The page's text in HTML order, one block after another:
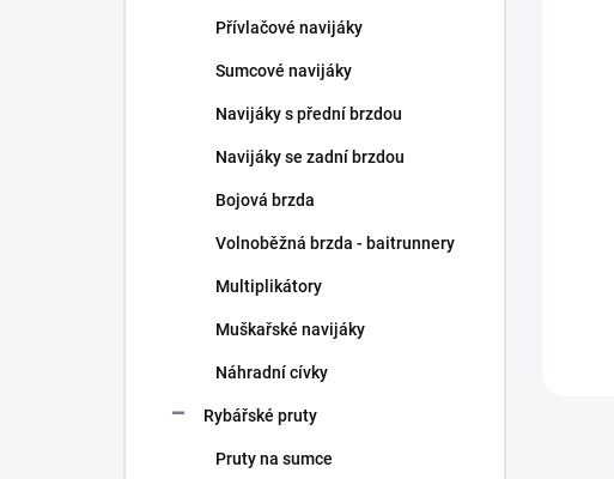
Přívlačové navijáky
Sumcové navijáky
Navijáky s přední brzdou
Navijáky se zadní brzdou
Bojová brzda
Volnoběžná brzda - baitrunnery
Multiplikátory
Muškařské navijáky
Náhradní cívky
Rybářské pruty
Pruty na sumce